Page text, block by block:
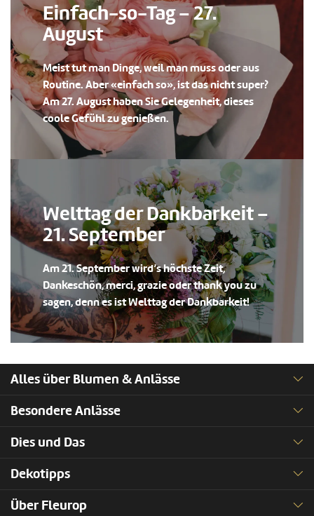
Einfach-so-Tag – 27.
August
Meist tut man Dinge, weil man muss oder aus
Routine. Aber «einfach so», ist das nicht super?
Am 27. August haben Sie Gelegenheit, dieses
coole Gefühl zu genießen.
Welttag der Dankbarkeit –
21. September
Am 21. September wird’s höchste Zeit,
Dankeschön, merci, grazie oder thank you zu
sagen, denn es ist Welttag der Dankbarkeit!
Alles über Blumen & Anlässe
Besondere Anlässe
Dies und Das
Dekotipps
Über Fleurop